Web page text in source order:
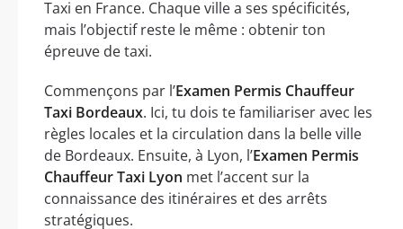
Taxi en France. Chaque ville a ses spécificités,
mais l’objectif reste le même : obtenir ton
épreuve de taxi.
Commençons par l’Examen Permis Chauffeur
Taxi Bordeaux. Ici, tu dois te familiariser avec les
règles locales et la circulation dans la belle ville
de Bordeaux. Ensuite, à Lyon, l’Examen Permis
Chauffeur Taxi Lyon met l’accent sur la
connaissance des itinéraires et des arrêts
stratégiques.